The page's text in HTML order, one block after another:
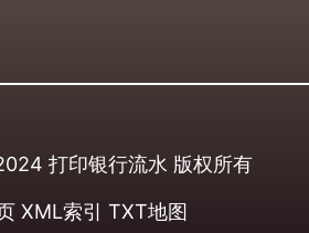
打印银行流水 版权所有
XML索引 TXT地图